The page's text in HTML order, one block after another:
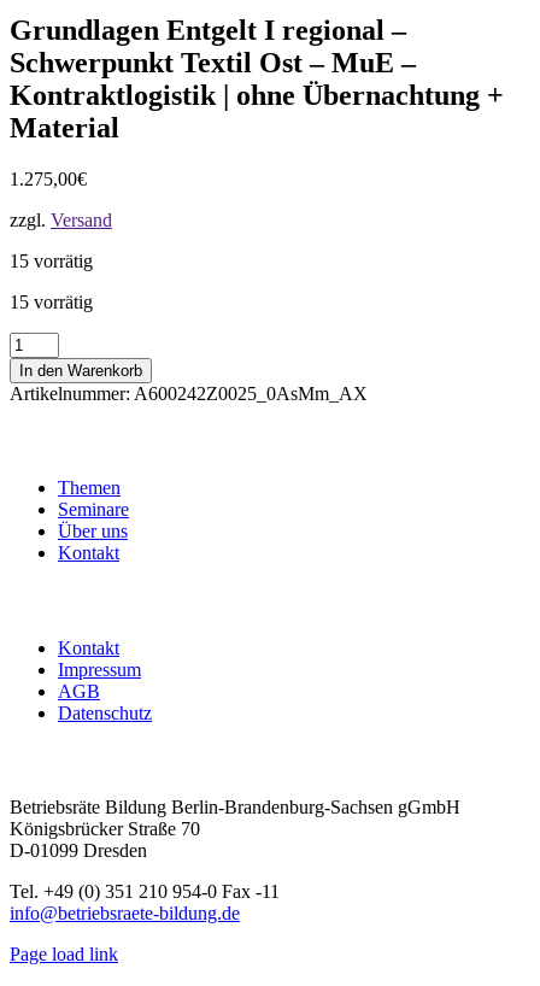
Grundlagen Entgelt I regional –
Schwerpunkt Textil Ost – MuE –
Kontraktlogistik | ohne Übernachtung +
Material
1.275,00€
zzgl. Versand
15 vorrätig
15 vorrätig
Grundlagen
Entgelt
I
regional
MuE
Übernachtung
Material
Menge
In den Warenkorb
Artikelnummer: A600242Z0025_0AsMm_AX
Themen
Seminare
Über uns
Kontakt
Kontakt
Impressum
AGB
Datenschutz
Betriebsräte Bildung Berlin-Brandenburg-Sachsen gGmbH
Königsbrücker Straße 70
D-01099 Dresden
Tel. +49 (0) 351 210 954-0 Fax -11
info@betriebsraete-bildung.de
Page load link